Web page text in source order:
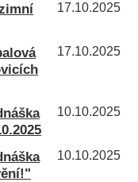
17.10.2025
17.10.2025
10.10.2025
10.10.2025